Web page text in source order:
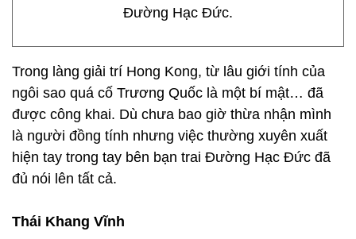
Đường Hạc Đức.
Trong làng giải trí Hong Kong, từ lâu giới tính của
ngôi sao quá cố Trương Quốc là một bí mật… đã
được công khai. Dù chưa bao giờ thừa nhận mình
là người đồng tính nhưng việc thường xuyên xuất
hiện tay trong tay bên bạn trai Đường Hạc Đức đã
đủ nói lên tất cả.
Thái Khang Vĩnh